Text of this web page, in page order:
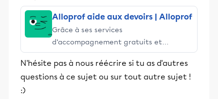
Alloprof aide aux devoirs | Alloprof
Grâce à ses services
d’accompagnement gratuits et
stimulants, Alloprof engage les élèves
et leurs parents dans la réussite
éducative.
N'hésite pas à nous réécrire si tu as d'autres
questions à ce sujet ou sur tout autre sujet !
:)